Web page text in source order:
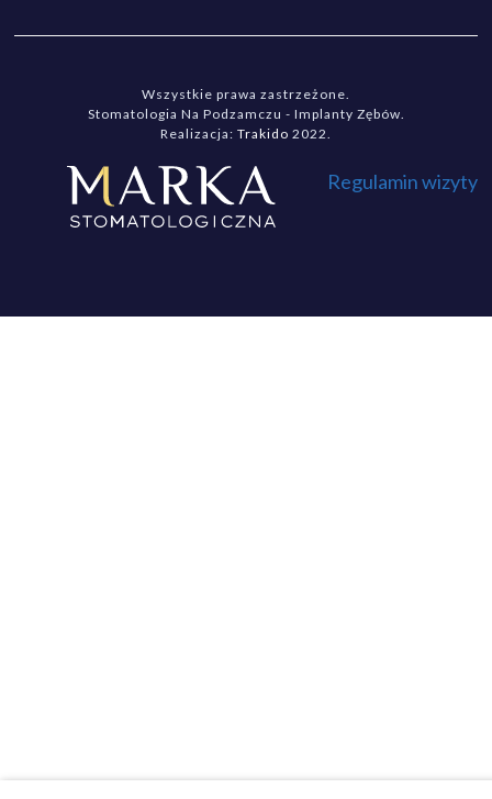
Wszystkie prawa zastrzeżone.
Stomatologia Na Podzamczu - Implanty Zębów.
Realizacja: Trakido 2022.
Regulamin wizyty